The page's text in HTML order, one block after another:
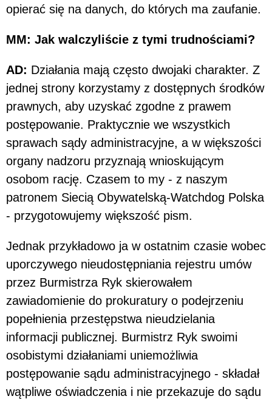
opierać się na danych, do których ma zaufanie.
MM: Jak walczyliście z tymi trudnościami?
AD: Działania mają często dwojaki charakter. Z
jednej strony korzystamy z dostępnych środków
prawnych, aby uzyskać zgodne z prawem
postępowanie. Praktycznie we wszystkich
sprawach sądy administracyjne, a w większości
organy nadzoru przyznają wnioskującym
osobom rację. Czasem to my - z naszym
patronem Siecią Obywatelską-Watchdog Polska
- przygotowujemy większość pism.
Jednak przykładowo ja w ostatnim czasie wobec
uporczywego nieudostępniania rejestru umów
przez Burmistrza Ryk skierowałem
zawiadomienie do prokuratury o podejrzeniu
popełnienia przestępstwa nieudzielania
informacji publicznej. Burmistrz Ryk swoimi
osobistymi działaniami uniemożliwia
postępowanie sądu administracyjnego - składał
wątpliwe oświadczenia i nie przekazuje do sądu